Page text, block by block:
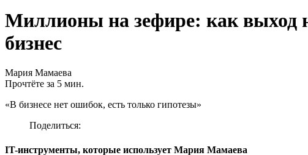
Миллионы на зефире: как выход
бизнес
Мария Мамаева
Прочтёте за 5 мин.
«В бизнесе нет ошибок, есть только гипотезы»
Поделиться:
IT-инструменты, которые использует Мария Мамаева